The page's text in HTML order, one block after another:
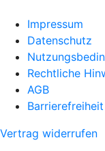
Impressum
Datenschutz
Rechtliche
AGB
Barrierefreiheit
Vertrag widerrufen